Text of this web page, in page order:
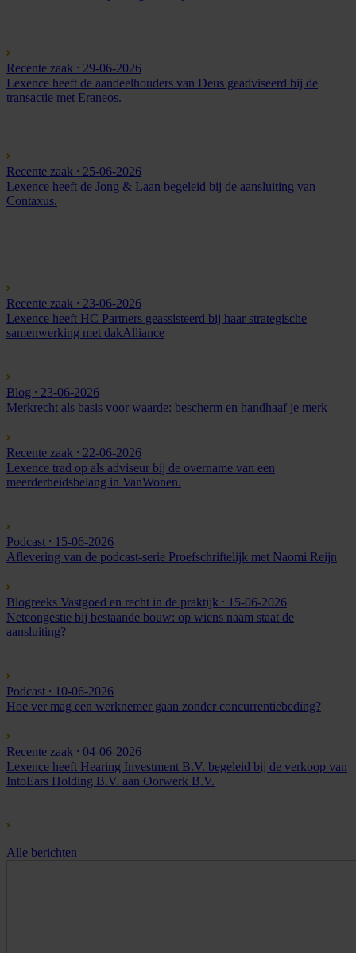
Recente zaak ⸱ 29-06-2026
Lexence heeft de aandeelhouders van Deus geadviseerd bij de
transactie met Eraneos.
Recente zaak ⸱ 25-06-2026
Lexence heeft de Jong & Laan begeleid bij de aansluiting van
Contaxus.
Recente zaak ⸱ 23-06-2026
Lexence heeft HC Partners geassisteerd bij haar strategische
samenwerking met dakAlliance
Blog ⸱ 23-06-2026
Merkrecht als basis voor waarde: bescherm en handhaaf je merk
Recente zaak ⸱ 22-06-2026
Lexence trad op als adviseur bij de overname van een
meerderheidsbelang in VanWonen.
Podcast ⸱ 15-06-2026
Aflevering van de podcast-serie Proefschriftelijk met Naomi Reijn
Blogreeks Vastgoed en recht in de praktijk ⸱ 15-06-2026
Netcongestie bij bestaande bouw: op wiens naam staat de
aansluiting?
Podcast ⸱ 10-06-2026
Hoe ver mag een werknemer gaan zonder concurrentiebeding?
Recente zaak ⸱ 04-06-2026
Lexence heeft Hearing Investment B.V. begeleid bij de verkoop van
IntoEars Holding B.V. aan Oorwerk B.V.
Alle berichten